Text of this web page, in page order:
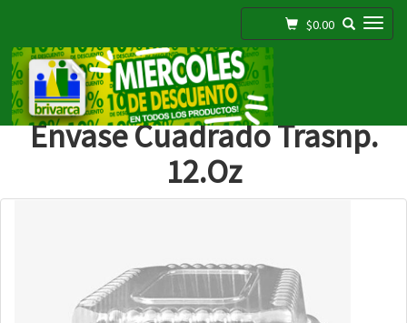
Toggle navigation
$0.00
Envase Cuadrado Trasnp.
12.oz